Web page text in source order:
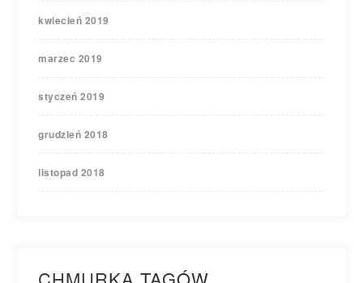
kwiecień 2019
marzec 2019
styczeń 2019
grudzień 2018
listopad 2018